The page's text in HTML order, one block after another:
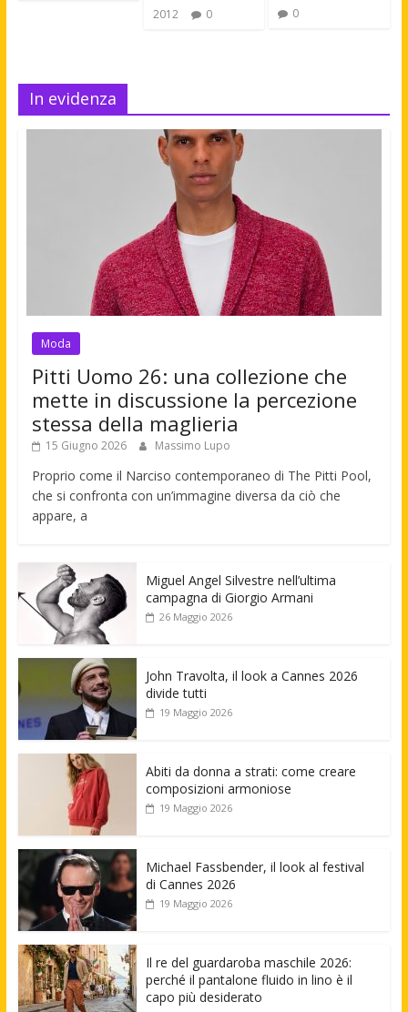
2012
0
0
In evidenza
Moda
Pitti Uomo 26: una collezione che
mette in discussione la percezione
stessa della maglieria
15 Giugno 2026 Massimo Lupo
Proprio come il Narciso contemporaneo di The Pitti Pool,
che si confronta con un’immagine diversa da ciò che
appare, a
Miguel Angel Silvestre nell’ultima
campagna di Giorgio Armani
26 Maggio 2026
John Travolta, il look a Cannes 2026
divide tutti
19 Maggio 2026
Abiti da donna a strati: come creare
composizioni armoniose
19 Maggio 2026
Michael Fassbender, il look al festival
di Cannes 2026
19 Maggio 2026
Il re del guardaroba maschile 2026:
perché il pantalone fluido in lino è il
capo più desiderato